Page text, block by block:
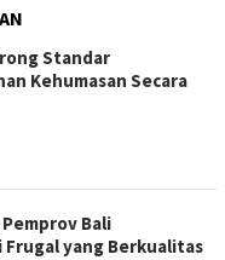
Standar
Kehumasan Secara
Bali
Frugal yang Berkualitas